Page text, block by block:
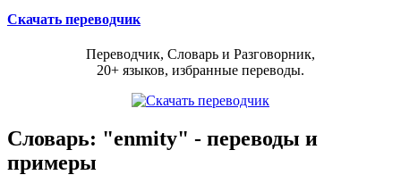
Скачать переводчик
Переводчик, Словарь и Разговорник,
20+ языков, избранные переводы.
Словарь: "enmity" - переводы и
примеры